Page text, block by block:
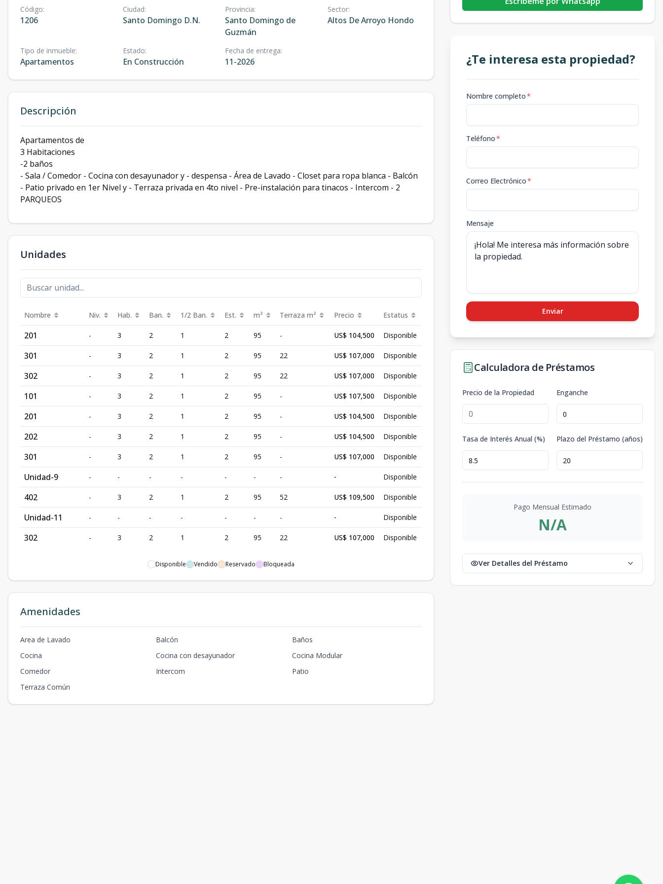
Código:
1206
Ciudad:
Santo Domingo D.N.
Provincia:
Santo Domingo de
Guzmán
Sector:
Altos De Arroyo Hondo
Tipo de inmueble:
Apartamentos
Estado:
En Construcción
Fecha de entrega:
11-2026
Descripción
Apartamentos de
3 Habitaciones
-2 baños
- Sala / Comedor - Cocina con desayunador y - despensa - Área de Lavado - Closet para ropa blanca - Balcón
- Patio privado en 1er Nivel y - Terraza privada en 4to nivel - Pre-instalación para tinacos - Intercom - 2
PARQUEOS
Unidades
Nombre Niv. Hab. Ban. 1/2 Ban. Est. m² Terraza m² Precio Estatus
201 - 3 2 1 2 95 - US$ 104,500 Disponible
301 - 3 2 1 2 95 22 US$ 107,000 Disponible
302 - 3 2 1 2 95 22 US$ 107,000 Disponible
101 - 3 2 1 2 95 - US$ 107,500 Disponible
201 - 3 2 1 2 95 - US$ 104,500 Disponible
202 - 3 2 1 2 95 - US$ 104,500 Disponible
301 - 3 2 1 2 95 - US$ 107,000 Disponible
Unidad-9 - - - - - - - - Disponible
402 - 3 2 1 2 95 52 US$ 109,500 Disponible
Unidad-11 - - - - - - - - Disponible
302 - 3 2 1 2 95 22 US$ 107,000 Disponible
Disponible Vendido Reservado Bloqueada
Amenidades
Area de Lavado Balcón
Baños
Cocina
Cocina con desayunador
Cocina Modular
Comedor
Intercom
Patio
Terraza Común
¿Te interesa esta propiedad?
Nombre completo*
Teléfono*
Correo Electrónico*
Mensaje
Enviar
Calculadora de Préstamos
Precio de la Propiedad Enganche
Tasa de Interés Anual (%) Plazo del Préstamo (años)
Pago Mensual Estimado
N/A
Ver Detalles del Préstamo